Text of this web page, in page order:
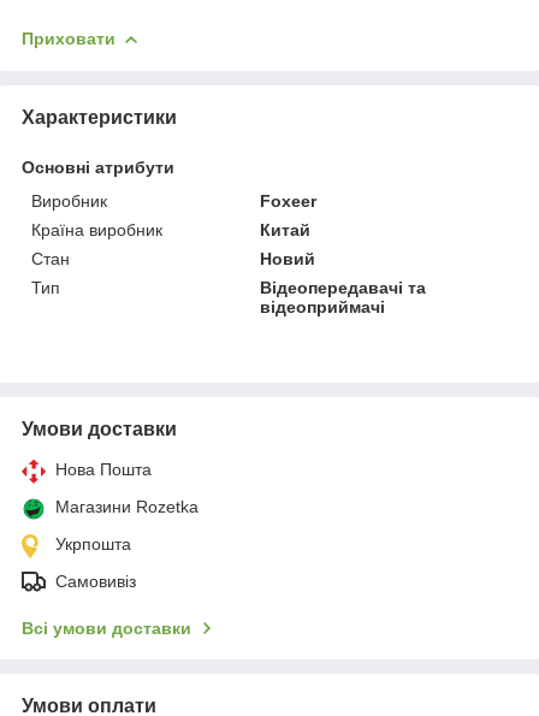
Приховати
Характеристики
Основні атрибути
Виробник
Foxeer
Країна виробник
Китай
Стан
Новий
Тип
Відеопередавачі та
відеоприймачі
Умови доставки
Нова Пошта
Магазини Rozetka
Укрпошта
Самовивіз
Всі умови доставки
Умови оплати